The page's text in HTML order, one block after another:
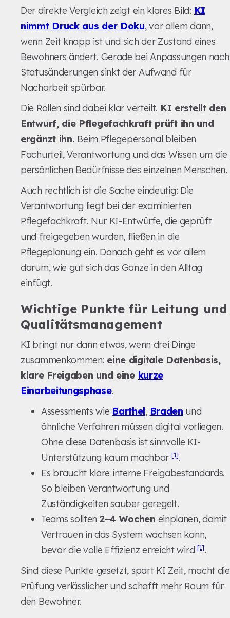
Der direkte Vergleich zeigt ein klares Bild: KI
nimmt Druck aus der Doku, vor allem dann,
wenn Zeit knapp ist und sich der Zustand eines
Bewohners ändert. Gerade bei Anpassungen nach
Statusänderungen sinkt der Aufwand für
Nacharbeit spürbar.
Die Rollen sind dabei klar verteilt. KI erstellt den
Entwurf, die Pflegefachkraft prüft ihn und
ergänzt ihn. Beim Pflegepersonal bleiben
Fachurteil, Verantwortung und das Wissen um die
persönlichen Bedürfnisse des einzelnen Menschen.
Auch rechtlich ist die Sache eindeutig: Die
Verantwortung liegt bei der examinierten
Pflegefachkraft. Nur KI-Entwürfe, die geprüft
und freigegeben wurden, fließen in die
Pflegeplanung ein. Danach geht es vor allem
darum, wie gut sich das Ganze in den Alltag
einfügt.
Wichtige Punkte für Leitung und
Qualitätsmanagement
KI bringt nur dann etwas, wenn drei Dinge
zusammenkommen: eine digitale Datenbasis,
klare Freigaben und eine kurze
Einarbeitungsphase.
Assessments wie Barthel, Braden und
ähnliche Verfahren müssen digital vorliegen.
Ohne diese Datenbasis ist sinnvolle KI-
Unterstützung kaum machbar [1].
Es braucht klare interne Freigabestandards.
So bleiben Verantwortung und
Zuständigkeiten sauber geregelt.
Teams sollten 2–4 Wochen einplanen, damit
Vertrauen in das System wachsen kann,
bevor die volle Effizienz erreicht wird [1].
Sind diese Punkte gesetzt, spart KI Zeit, macht die
Prüfung verlässlicher und schafft mehr Raum für
den Bewohner.